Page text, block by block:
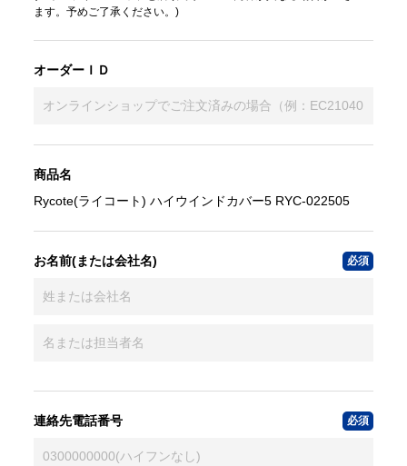
ます。予めご了承ください。)
オーダーＩＤ
商品名
Rycote(ライコート) ハイウインドカバー5 RYC-022505
お名前(または会社名)
連絡先電話番号